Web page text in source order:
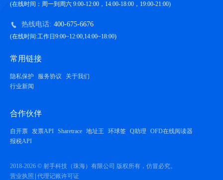
(在线时间：周一到周六 9:00-12:00，14:00-18:00，19:00-21:00)
热线电话: 400-675-6676
(在线时间:工作日9:00~12:00,14:00~18:00)
常用链接
隐私保护 服务协议
关于我们
行业新闻
合作伙伴
自开票 发票API Sharetrace 地址王 环球签 Q助理
OFD在线阅读器
报税API
2018-2026 © 射手科技（珠海）有限公司 版权所有，仿冒必究。
营业执照 代理记账许可证